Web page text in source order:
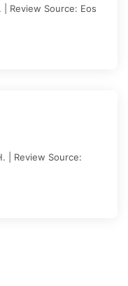
| Review Source: Eos
| Review Source: